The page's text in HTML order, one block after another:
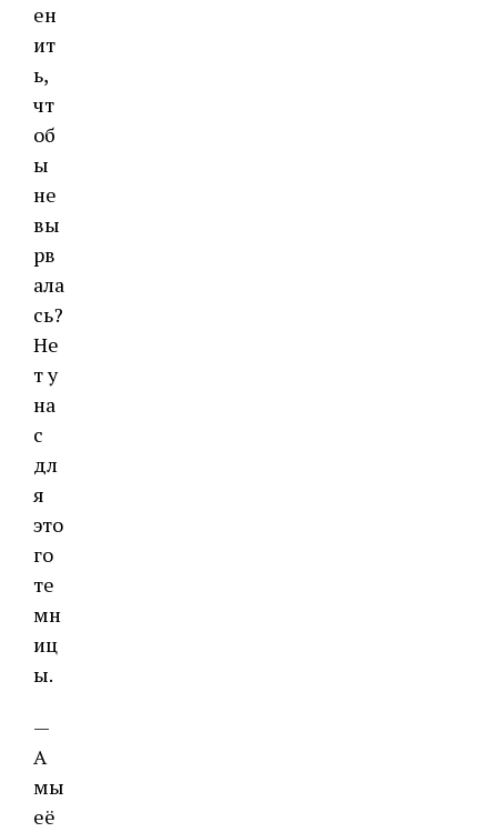
ен
ит
ь,
чт
об
ы
не
вы
рв
ала
сь?
Не
т у
на
с
дл
я
это
го
те
мн
иц
ы.
—
А
мы
её